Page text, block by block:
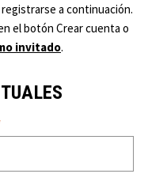
a continuación.
el botón Crear cuenta o
invitado.